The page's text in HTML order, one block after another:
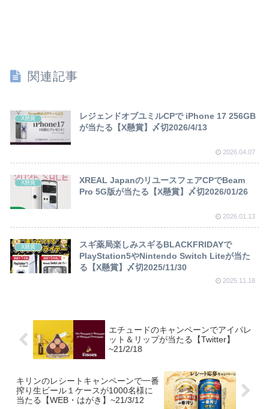
関連記事
X懸賞
レジェンドオブユミルCPで iPhone 17 256GB
が当たる【X懸賞】〆切2026/4/13
2026.04.07
X懸賞
XREAL JapanのリユースフェアCPでBeam
Pro 5G版が当たる【X懸賞】〆切2026/01/26
2026.01.13
X懸賞
スギ薬局楽しみスギるBLACKFRIDAYで
PlayStation5やNintendo Switch Liteが当た
る【X懸賞】〆切2025/11/30
2025.11.18
エチュードのキャンペーンでアイパレ
ット＆リップが当たる【Twitter】
~21/2/18
キリンのレシートキャンペーンで一番
搾り生ビール１ケースが1000名様に
当たる【WEB・はがき】~21/3/12